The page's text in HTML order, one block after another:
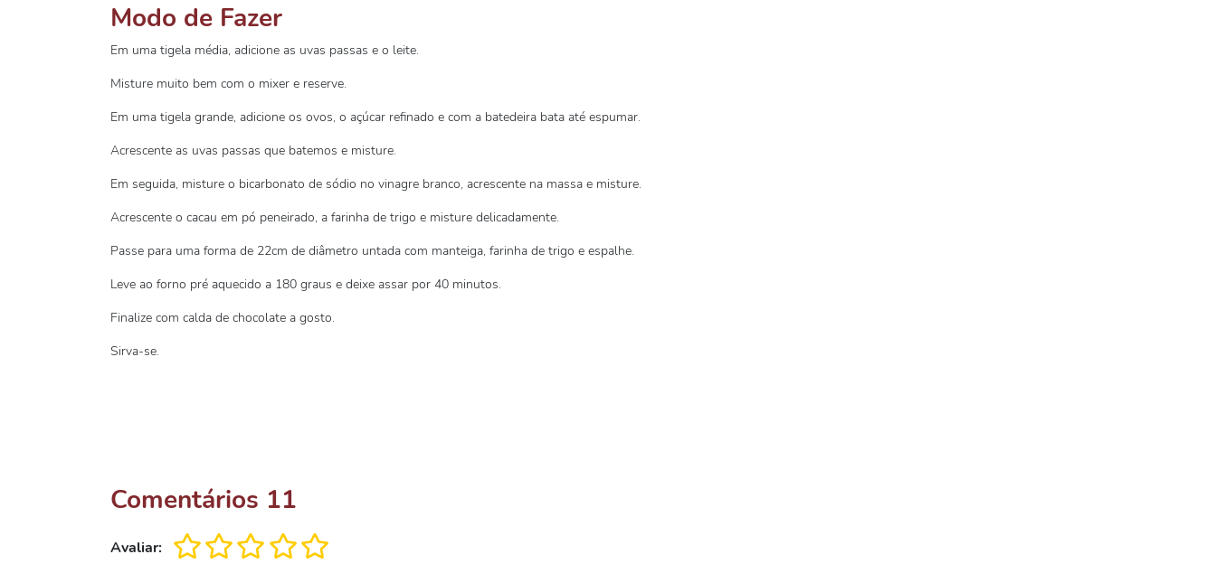
Modo de Fazer
Em uma tigela média, adicione as uvas passas e o leite.
Misture muito bem com o mixer e reserve.
Em uma tigela grande, adicione os ovos, o açúcar refinado e com a batedeira bata até espumar.
Acrescente as uvas passas que batemos e misture.
Em seguida, misture o bicarbonato de sódio no vinagre branco, acrescente na massa e misture.
Acrescente o cacau em pó peneirado, a farinha de trigo e misture delicadamente.
Passe para uma forma de 22cm de diâmetro untada com manteiga, farinha de trigo e espalhe.
Leve ao forno pré aquecido a 180 graus e deixe assar por 40 minutos.
Finalize com calda de chocolate a gosto.
Sirva-se.
Comentários 11
Avaliar: